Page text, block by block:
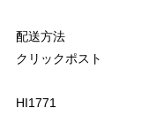
配送方法
クリックポスト
HI1771